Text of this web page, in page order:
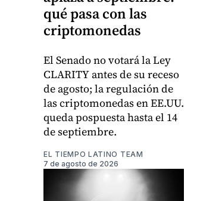
qué pasa con las
criptomonedas
El Senado no votará la Ley
CLARITY antes de su receso
de agosto; la regulación de
las criptomonedas en EE.UU.
queda pospuesta hasta el 14
de septiembre.
EL TIEMPO LATINO TEAM
7 de agosto de 2026